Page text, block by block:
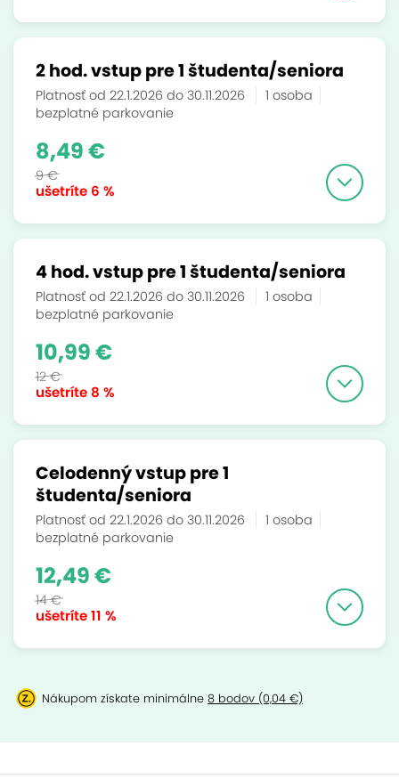
2 hod. vstup pre 1 študenta/seniora
Platnosť od 22.1.2026 do 30.11.2026
1 osoba
bezplatné parkovanie
ušetríte 6 %
8,49 €
9 €
4 hod. vstup pre 1 študenta/seniora
Platnosť od 22.1.2026 do 30.11.2026
1 osoba
bezplatné parkovanie
ušetríte 8 %
10,99 €
12 €
Celodenný vstup pre 1
študenta/seniora
Platnosť od 22.1.2026 do 30.11.2026
1 osoba
bezplatné parkovanie
ušetríte11 %
12,49 €
14 €
Nákupom získate minimálne 8 bodov (0,04 €)